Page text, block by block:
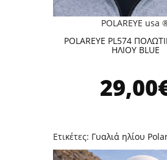
POLAREYE usa
POLAREYE PL574
ΗΛΙΟΥ BLUE
Ετικέτες: Γυαλιά ηλίου